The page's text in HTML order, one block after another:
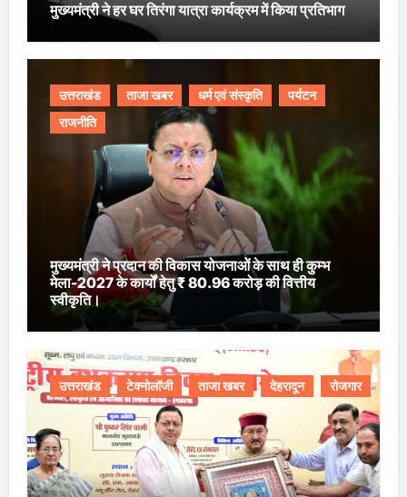
मुख्यमंत्री ने हर घर तिरंगा यात्रा कार्यक्रम में किया प्रतिभाग
उत्तराखंड ताजा खबर धर्म एवं संस्कृति
पर्यटन
राजनीति
मुख्यमंत्री ने प्रदान की विकास योजनाओं के साथ ही कुम्भ
मेला-2027 के कार्यों हेतु ₹ 80.96 करोड़ की वित्तीय
स्वीकृति।
उत्तराखंड टेक्नोलॉजी ताजा खबर देहरादून रोजगार